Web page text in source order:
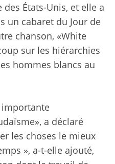
États-Unis, et elle a
un cabaret du Jour de
chanson, «White
sur les hiérarchies
hommes blancs au
importante
a déclaré
les choses le mieux
», a-t-elle ajouté,